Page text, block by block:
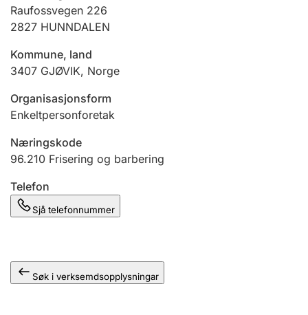
Jeger
Ektepaktrettleiaren
Andre tema
Raufossvegen 226
2827 HUNNDALEN
Kommune, land
3407 GJØVIK, Norge
Organisasjonsform
Enkeltpersonforetak
Næringskode
96.210 Frisering og barbering
Telefon
Sjå telefonnummer
Søk i verksemdsopplysningar